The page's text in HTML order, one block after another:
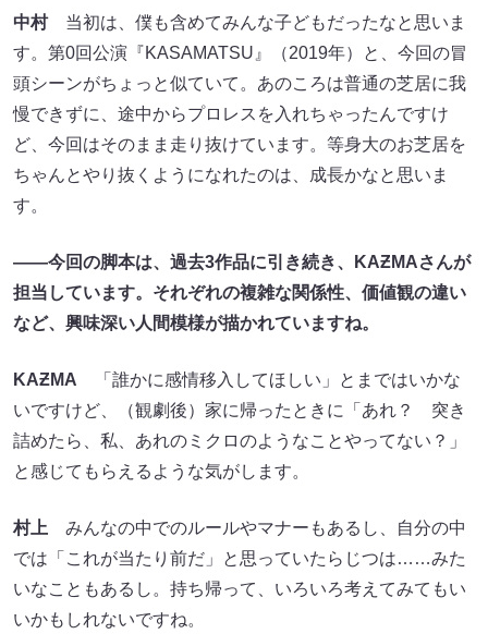
中村当初は、僕も含めてみんな子どもだったなと思いま
す。第0回公演『KASAMATSU』（2019年）と、今回の冒
頭シーンがちょっと似ていて。あのころは普通の芝居に我
慢できずに、途中からプロレスを入れちゃったんですけ
ど、今回はそのまま走り抜けています。等身大のお芝居を
ちゃんとやり抜くようになれたのは、成長かなと思いま
す。
――今回の脚本は、過去3作品に引き続き、KAƵMAさんが
担当しています。それぞれの複雑な関係性、価値観の違い
など、興味深い人間模様が描かれていますね。
KAƵMA 「誰かに感情移入してほしい」とまではいかな
いですけど、（観劇後）家に帰ったときに「あれ？ 突き
詰めたら、私、あれのミクロのようなことやってない？」
と感じてもらえるような気がします。
村上 みんなの中でのルールやマナーもあるし、自分の中
では「これが当たり前だ」と思っていたらじつは……みた
いなこともあるし。持ち帰って、いろいろ考えてみてもい
いかもしれないですね。